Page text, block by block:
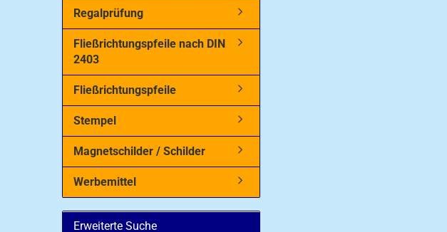
Regalprüfung
Fließrichtungspfeile nach DIN
2403
Fließrichtungspfeile
Stempel
Magnetschilder / Schilder
Werbemittel
Erweiterte Suche